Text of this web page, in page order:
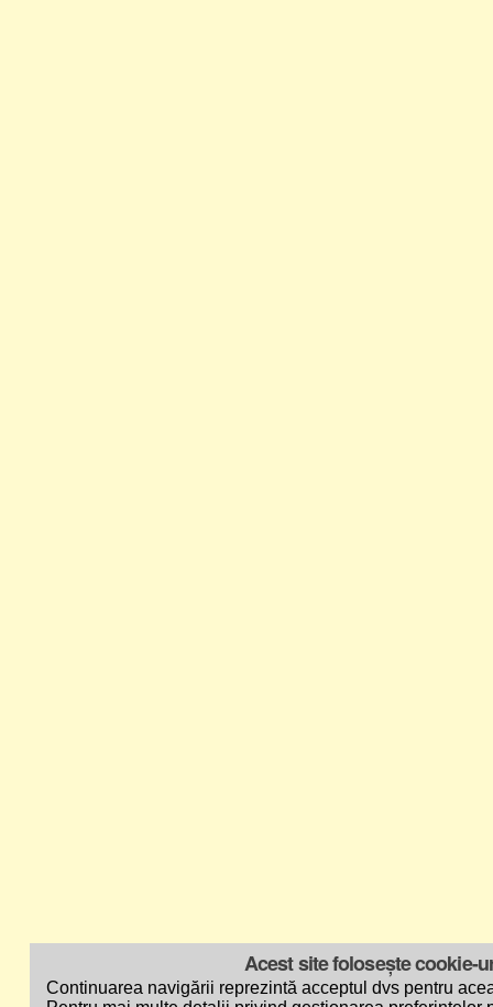
Acest site folosește cookie-
Continuarea navigării reprezintă acceptul dvs pentru